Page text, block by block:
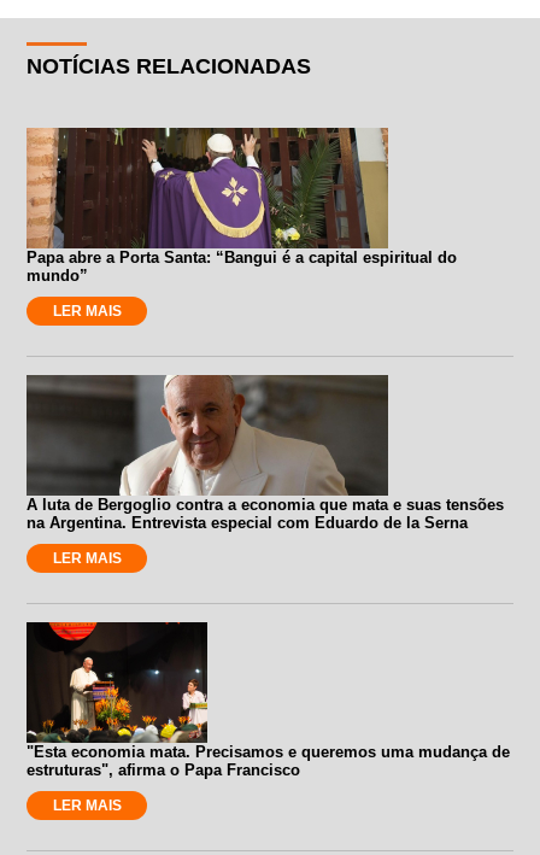
NOTÍCIAS RELACIONADAS
Papa abre a Porta Santa: “Bangui é a capital espiritual do
mundo”
LER MAIS
A luta de Bergoglio contra a economia que mata e suas tensões
na Argentina. Entrevista especial com Eduardo de la Serna
LER MAIS
"Esta economia mata. Precisamos e queremos uma mudança de
estruturas", afirma o Papa Francisco
LER MAIS